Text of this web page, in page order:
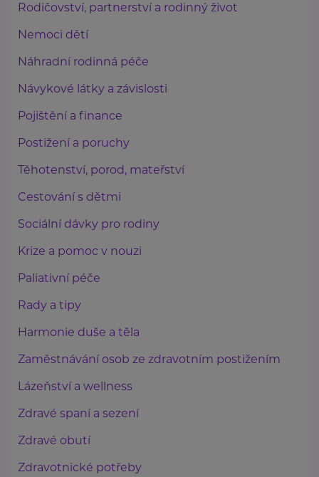
Rodičovství, partnerství a rodinný život
Nemoci dětí
Náhradní rodinná péče
Návykové látky a závislosti
Pojištění a finance
Postižení a poruchy
Těhotenství, porod, mateřství
Cestování s dětmi
Sociální dávky pro rodiny
Krize a pomoc v nouzi
Paliativní péče
Rady a tipy
Harmonie duše a těla
Zaměstnávání osob ze zdravotním postižením
Lázeňství a wellness
Zdravé spaní a sezení
Zdravé obutí
Zdravotnické potřeby